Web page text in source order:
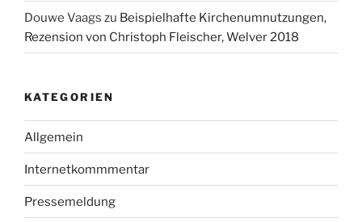
Douwe Vaags zu Beispielhafte Kirchenumnutzungen,
Rezension von Christoph Fleischer, Welver 2018
KATEGORIEN
Allgemein
Internetkommmentar
Pressemeldung